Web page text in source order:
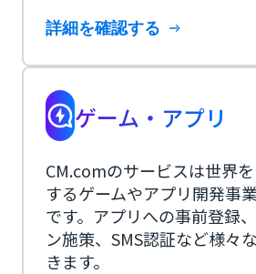
詳細を確認する
ゲーム・アプリ
CM.comのサービスは世界
するゲームやアプリ開発事
です。アプリへの事前登録
ン施策、SMS認証など様々
きます。